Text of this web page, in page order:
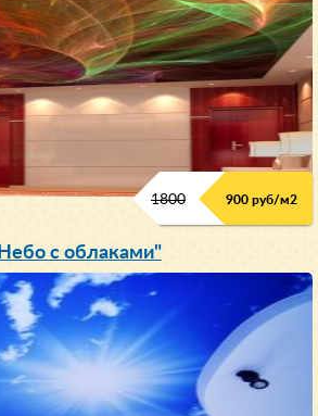
1800 900 руб/м2
с облаками"